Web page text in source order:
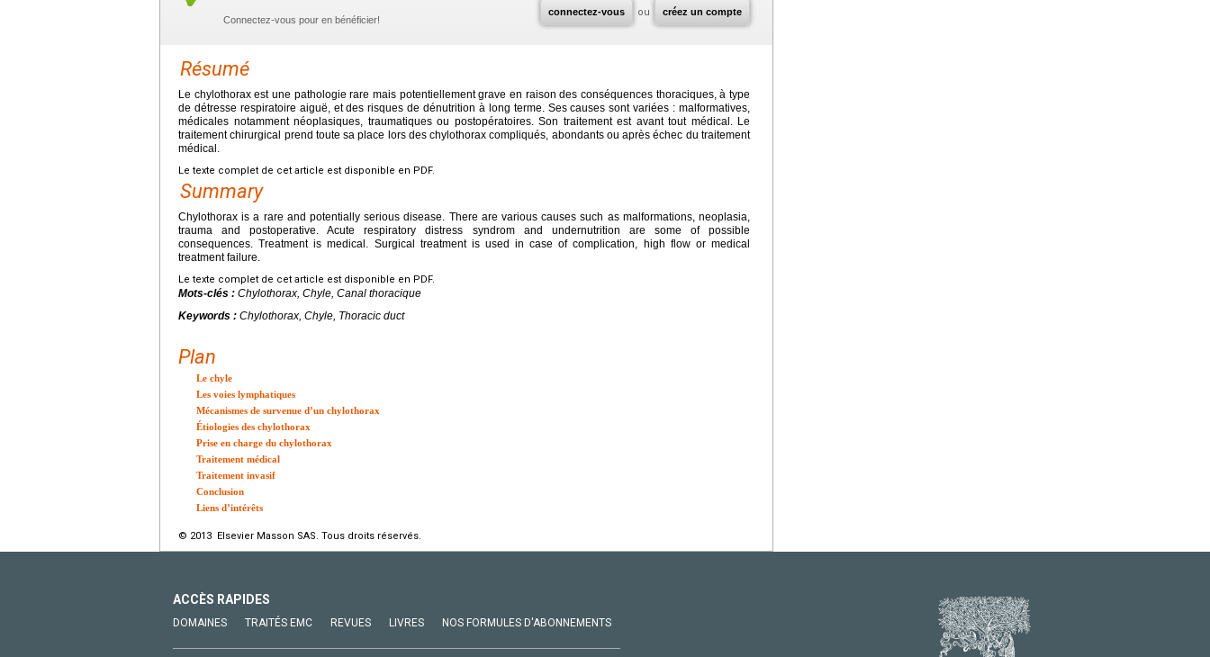
connectez-vous ou créez un compte
Connectez-vous pour en bénéficier!
Résumé
Le chylothorax est une pathologie rare mais potentiellement grave en raison des conséquences thoraciques, à type
de détresse respiratoire aiguë, et des risques de dénutrition à long terme. Ses causes sont variées : malformatives,
médicales notamment néoplasiques, traumatiques ou postopératoires. Son traitement est avant tout médical. Le
traitement chirurgical prend toute sa place lors des chylothorax compliqués, abondants ou après échec du traitement
médical.
Le texte complet de cet article est disponible en PDF.
Summary
Chylothorax is a rare and potentially serious disease. There are various causes such as malformations, neoplasia,
trauma and postoperative. Acute respiratory distress syndrom and undernutrition are some of possible
consequences. Treatment is medical. Surgical treatment is used in case of complication, high flow or medical
treatment failure.
Le texte complet de cet article est disponible en PDF.
Mots-clés : Chylothorax, Chyle, Canal thoracique
Keywords : Chylothorax, Chyle, Thoracic duct
Plan
Le chyle
Les voies lymphatiques
Mécanismes de survenue d’un chylothorax
Étiologies des chylothorax
Prise en charge du chylothorax
Traitement médical
Traitement invasif
Conclusion
Liens d’intérêts
© 2013 Elsevier Masson SAS. Tous droits réservés.
ACCÈS RAPIDES
DOMAINES TRAITÉS EMC REVUES LIVRES NOS FORMULES D'ABONNEMENTS